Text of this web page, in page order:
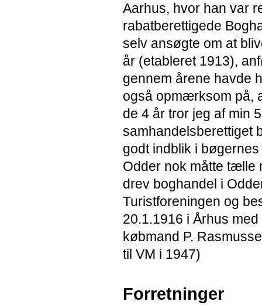
Aarhus, hvor han var
rabatberettigede
selv ansøgte om at
år (etableret 1913),
gennem årene havde
også opmærksom på,
de 4 år tror jeg af min
samhandelsberettiget
godt indblik i
Odder nok måtte tælle
drev boghandel i
Turistforeningen og
20.1.1916 i Århus
købmand P.
til VM i 1947)
Forretninger